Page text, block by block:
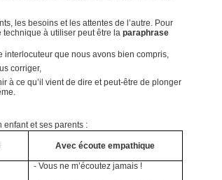
les besoins et les attentes de l’autre. Pour
technique à utiliser peut être la paraphrase
interlocuteur que nous avons bien compris,
corriger,
à ce qu’il vient de dire et peut-être de plonger
et ses parents :
Avec écoute empathique
- Vous ne m’écoutez jamais !